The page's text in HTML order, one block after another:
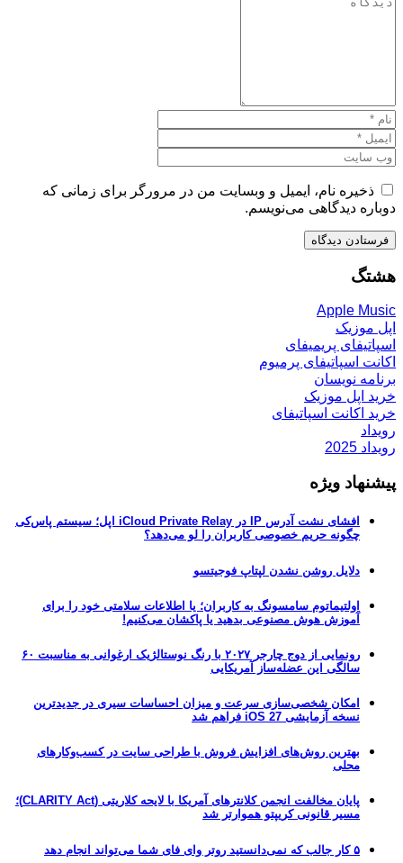
نام، ایمیل و وبسایت من در مرورگر برای زمانی که
دیدگاهی می‌نویسم.
Apple
پریمیفای
اسپاتیفای پرمیوم
نویسان
اپل موزیک
اسپاتیفای
ویژه
افشای نشت آدرس IP در iCloud Private Relay اپل؛ سیستم پاس‌کی
چگونه حریم خصوصی کاربران را لو می‌دهد؟
دلایل روشن نشدن لپتاپ فوجیتسو
اولتیماتوم سامسونگ به کاربران؛ یا اطلاعات سلامتی خود را برای
آموزش هوش مصنوعی بدهید یا پاکشان می‌کنیم!
رونمایی از دوج چارجر ۲۰۲۷ با رنگ نوستالژیک ارغوانی به مناسبت ۶۰
سالگی این عضله‌ساز آمریکایی
امکان شخصی‌سازی سرعت و میزان احساسات سیری در جدیدترین
نسخه آزمایشی iOS 27 فراهم شد
بهترین روش‌های افزایش فروش با طراحی سایت در کسب‌وکارهای
پایان مخالفت انجمن کلانترهای آمریکا با لایحه کلاریتی (CLARITY Act)؛
مسیر قانونی کریپتو هموارتر شد